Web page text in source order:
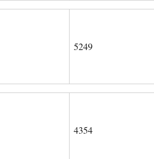
5249
4354